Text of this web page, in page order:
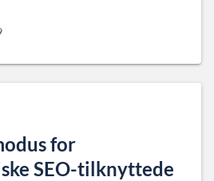
for
SEO-tilknyttede